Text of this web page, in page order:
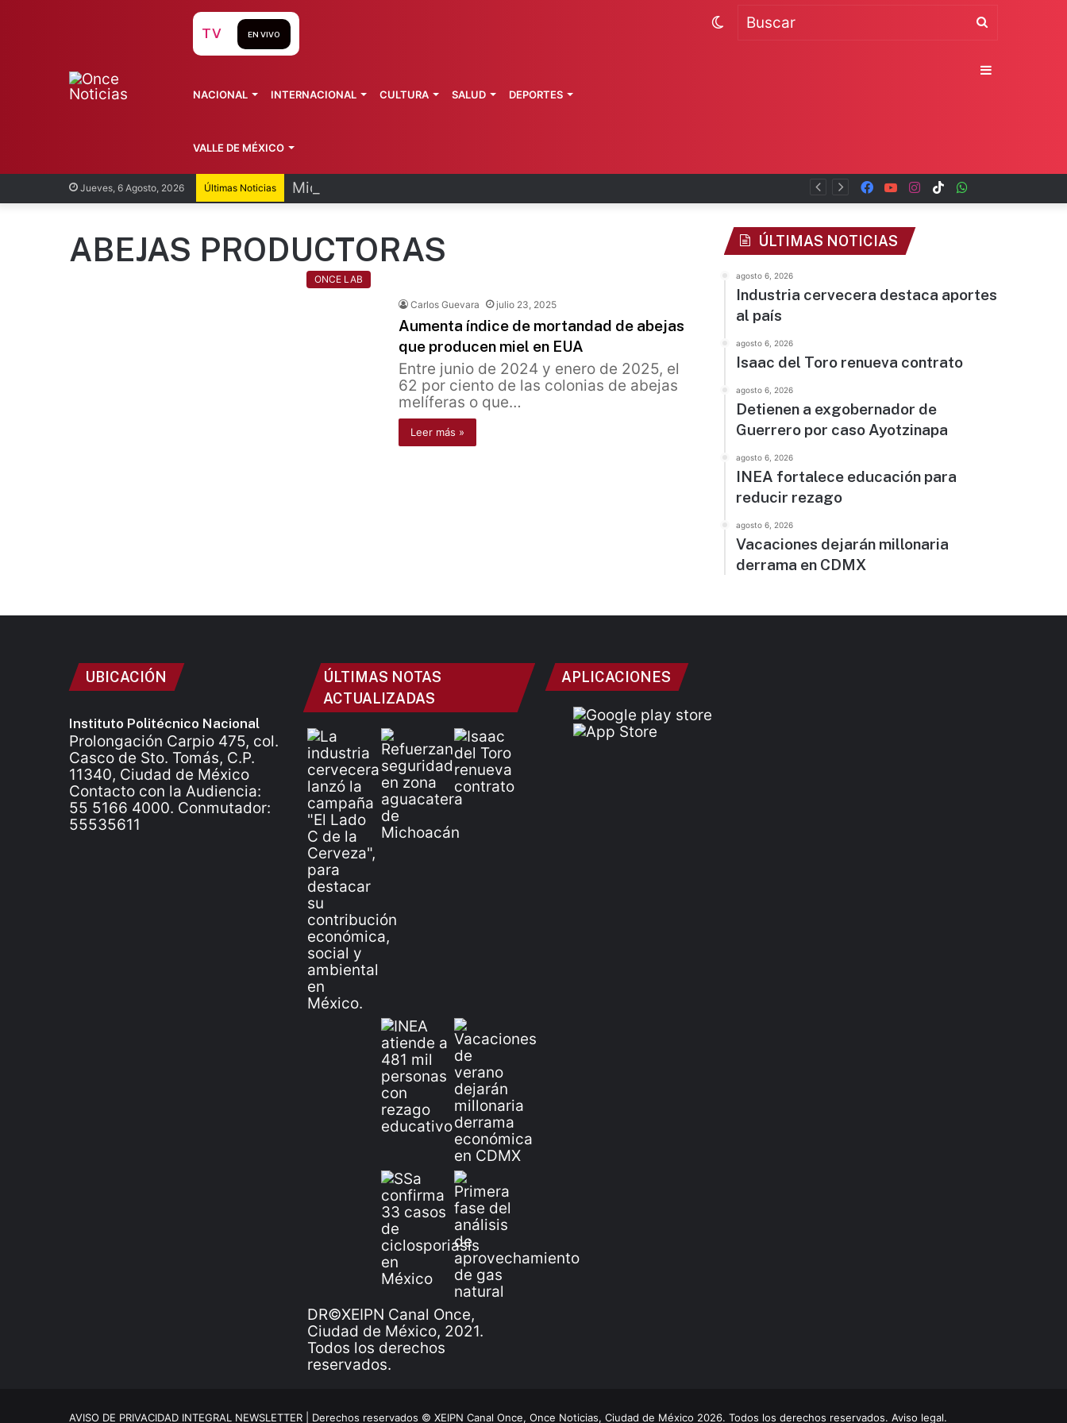
Jueves, 6 Agosto, 2026 Últimas Noticias Michoacán: refuerzan seguridad en zona aguacatera TikTok
Instagram
YouTube
Facebook
TV EN VIVO
NACIONAL INTERNACIONAL CULTURA SALUD DEPORTES
VALLE DE MÉXICO
Switch
ABEJAS PRODUCTORAS
ONCE LAB
Carlos Guevara julio 23, 2025
Aumenta índice de mortandad de abejas
que producen miel en EUA
Entre junio de 2024 y enero de 2025, el
62 por ciento de las colonias de abejas
melíferas o que…
Leer más »
ÚLTIMAS NOTICIAS
agosto 6, 2026
Industria cervecera destaca aportes
al país
agosto 6, 2026
Isaac del Toro renueva contrato
agosto 6, 2026
Detienen a exgobernador de
Guerrero por caso Ayotzinapa
agosto 6, 2026
INEA fortalece educación para
reducir rezago
agosto 6, 2026
Vacaciones dejarán millonaria
derrama en CDMX
UBICACIÓN
Instituto Politécnico Nacional
Prolongación Carpio 475, col.
Casco de Sto. Tomás, C.P.
11340, Ciudad de México
Contacto con la Audiencia:
55 5166 4000. Conmutador:
55535611
ÚLTIMAS NOTAS
ACTUALIZADAS
DR©XEIPN Canal Once,
Ciudad de México, 2021.
Todos los derechos
reservados.
APLICACIONES
AVISO DE PRIVACIDAD INTEGRAL NEWSLETTER | Derechos reservados © XEIPN Canal Once, Once Noticias, Ciudad de México 2026. Todos los derechos reservados. Aviso legal.